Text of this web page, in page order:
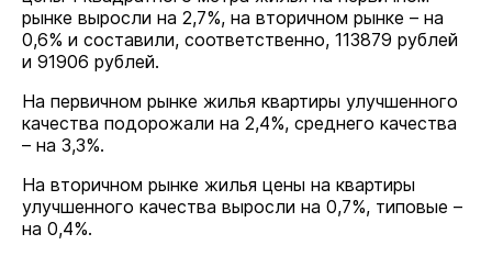
рынке выросли на 2,7%, на вторичном рынке – на
0,6% и составили, соответственно, 113879 рублей
и 91906 рублей.
На первичном рынке жилья квартиры улучшенного
качества подорожали на 2,4%, среднего качества
– на 3,3%.
На вторичном рынке жилья цены на квартиры
улучшенного качества выросли на 0,7%, типовые –
на 0,4%.